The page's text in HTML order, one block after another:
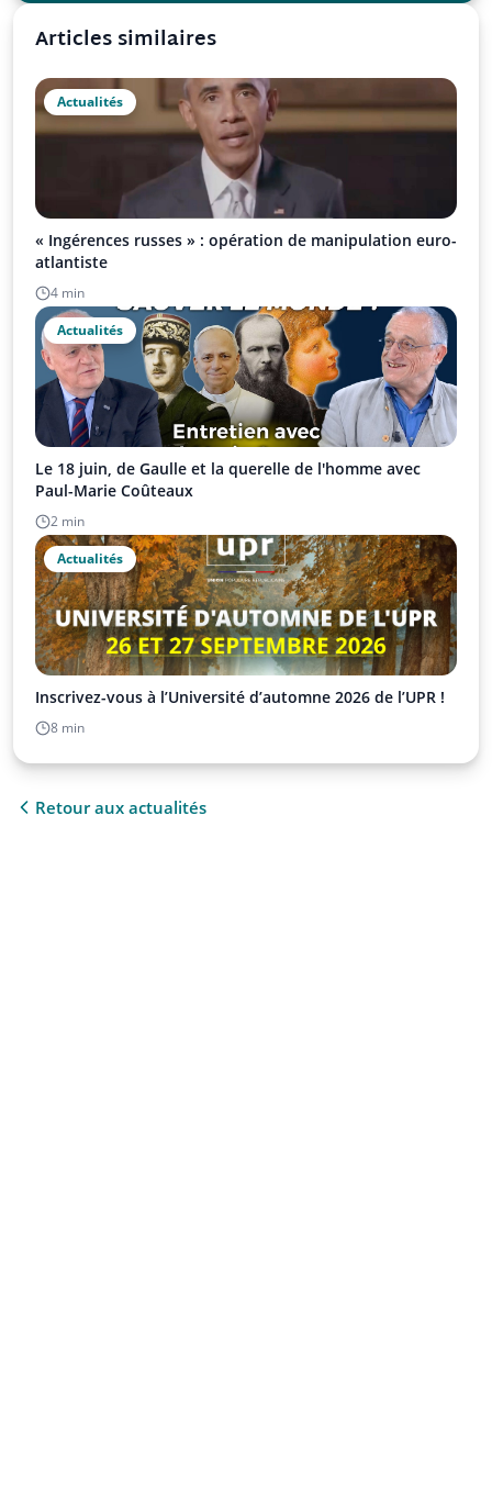
Articles similaires
Actualités
« Ingérences russes » : opération de manipulation euro-
atlantiste
4 min
Actualités
Le 18 juin, de Gaulle et la querelle de l'homme avec
Paul-Marie Coûteaux
2 min
Actualités
Inscrivez-vous à l’Université d’automne 2026 de l’UPR !
8 min
Retour aux actualités